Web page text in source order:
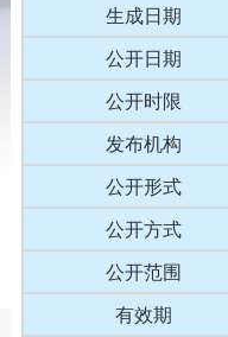
生成日期
公开日期
公开时限
发布机构
公开形式
公开方式
公开范围
有效期